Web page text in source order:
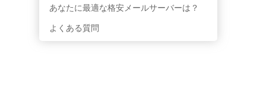
あなたに最適な格安メールサーバーは？
よくある質問